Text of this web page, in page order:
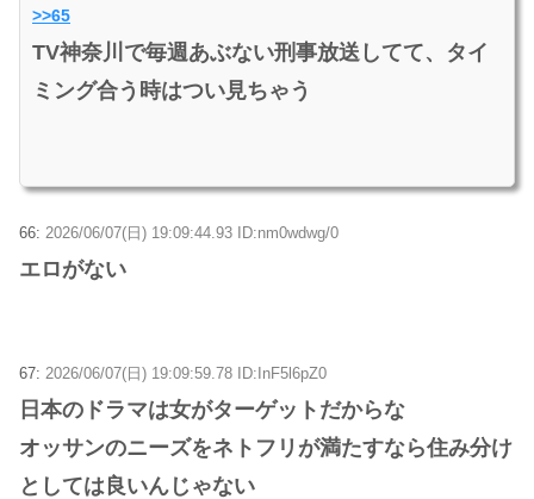
>>65
TV神奈川で毎週あぶない刑事放送してて、タイ
ミング合う時はつい見ちゃう
66: 2026/06/07(日) 19:09:44.93 ID:nm0wdwg/0
エロがない
67: 2026/06/07(日) 19:09:59.78 ID:InF5l6pZ0
日本のドラマは女がターゲットだからな
オッサンのニーズをネトフリが満たすなら住み分け
としては良いんじゃない